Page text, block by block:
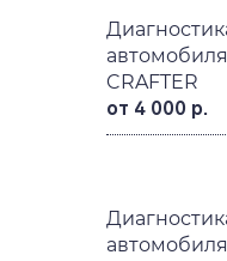
CRAFTER
от 4 000 р.